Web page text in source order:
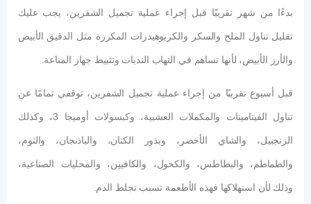
بدءًا من شهر تقريبًا قبل إجراء عملية تجميل الشفرين، يجب عليك
تقليل تناول الملح والسكر والكربوهيدرات المكررة مثل الدقيق الأبيض
والأرز الأبيض، لأنها تساهم في التهاب الندبات وتثبيط جهاز المناعة.
قبل أسبوع تقريبًا من إجراء عملية تجميل الشفرين، توقفي تمامًا عن
تناول الفيتامينات والمكملات العشبية، وكبسولات أوميجا 3، وكذلك
الزنجبيل، والشاي الأخضر، وبذور الكتان، والباذنجان، والثوم،
والطماطم، والبطاطس، والكحول، والكافيين، والمحليات الصناعية،
وذلك لأن استهلاكها فهذه الأطعمة تسبب تجلط الدم.